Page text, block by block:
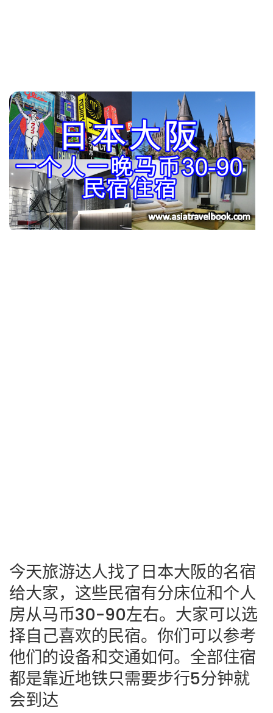
今天旅游达人找了日本大阪的名宿
给大家，这些民宿有分床位和个人
房从马币30-90左右。大家可以选
择自己喜欢的民宿。你们可以参考
他们的设备和交通如何。全部住宿
都是靠近地铁只需要步行5分钟就
会到达